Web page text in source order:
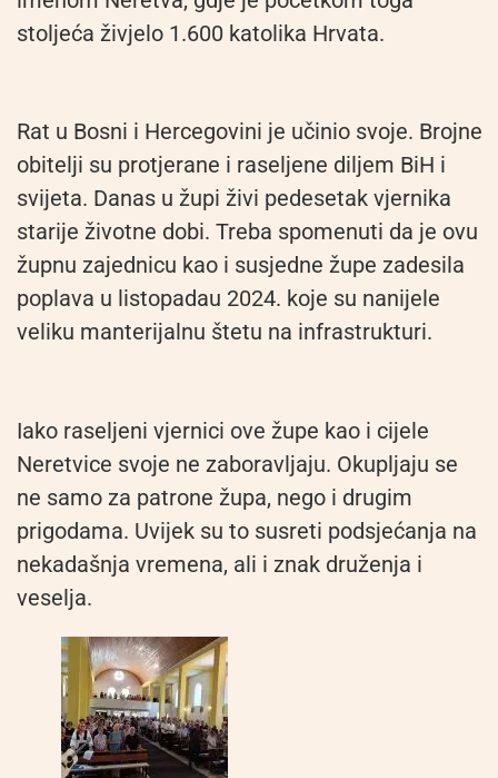
stoljeća živjelo 1.600 katolika Hrvata.
Rat u Bosni i Hercegovini je učinio svoje. Brojne
obitelji su protjerane i raseljene diljem BiH i
svijeta. Danas u župi živi pedesetak vjernika
starije životne dobi. Treba spomenuti da je ovu
župnu zajednicu kao i susjedne župe zadesila
poplava u listopadau 2024. koje su nanijele
veliku manterijalnu štetu na infrastrukturi.
Iako raseljeni vjernici ove župe kao i cijele
Neretvice svoje ne zaboravljaju. Okupljaju se
ne samo za patrone župa, nego i drugim
prigodama. Uvijek su to susreti podsjećanja na
nekadašnja vremena, ali i znak druženja i
veselja.